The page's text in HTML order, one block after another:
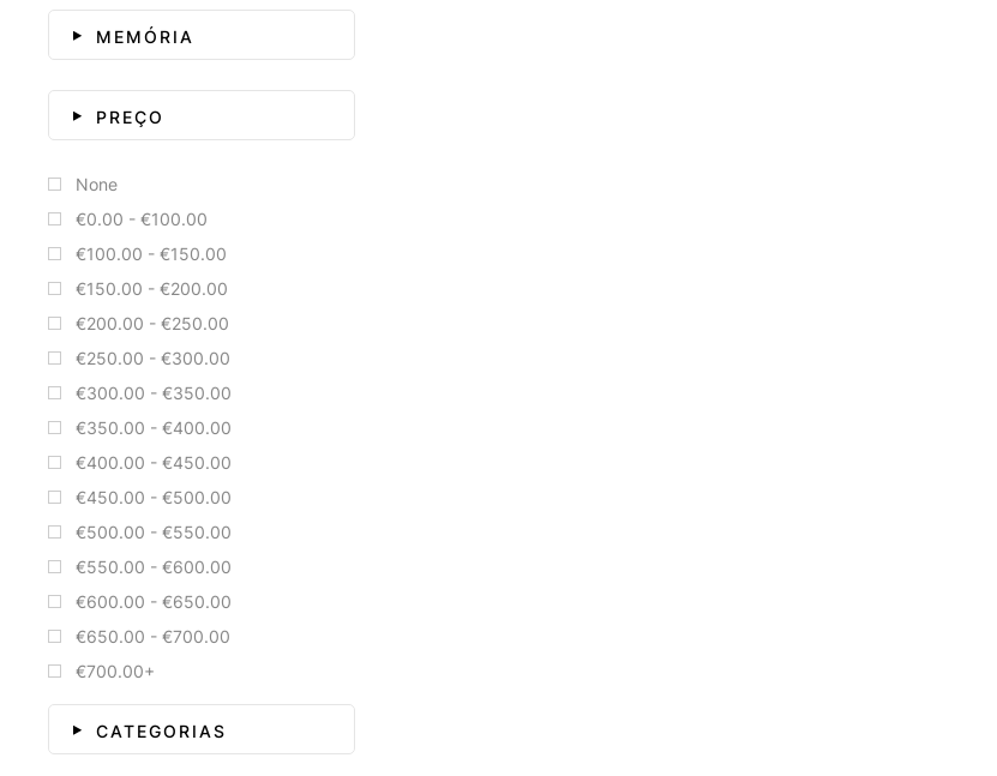
MEMÓRIA
PREÇO
None
€0.00 - €100.00
€100.00 - €150.00
€150.00 - €200.00
€200.00 - €250.00
€250.00 - €300.00
€300.00 - €350.00
€350.00 - €400.00
€400.00 - €450.00
€450.00 - €500.00
€500.00 - €550.00
€550.00 - €600.00
€600.00 - €650.00
€650.00 - €700.00
€700.00+
CATEGORIAS